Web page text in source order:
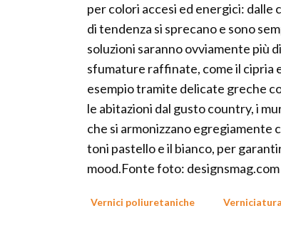
per colori accesi ed energici: dalle
di tendenza si sprecano e sono
soluzioni saranno ovviamente più
sfumature raffinate, come il cipria
esempio tramite delicate greche
le abitazioni dal gusto country, i
che si armonizzano egregiamente
toni pastello e il bianco, per
mood.Fonte foto: designsmag.com
Vernici poliuretaniche